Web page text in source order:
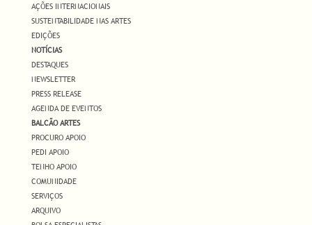
AÇÕES INTERNACIONAIS
SUSTENTABILIDADE NAS ARTES
EDIÇÕES
NOTÍCIAS
DESTAQUES
NEWSLETTER
PRESS RELEASE
AGENDA DE EVENTOS
BALCÃO ARTES
PROCURO APOIO
PEDI APOIO
TENHO APOIO
COMUNIDADE
SERVIÇOS
ARQUIVO